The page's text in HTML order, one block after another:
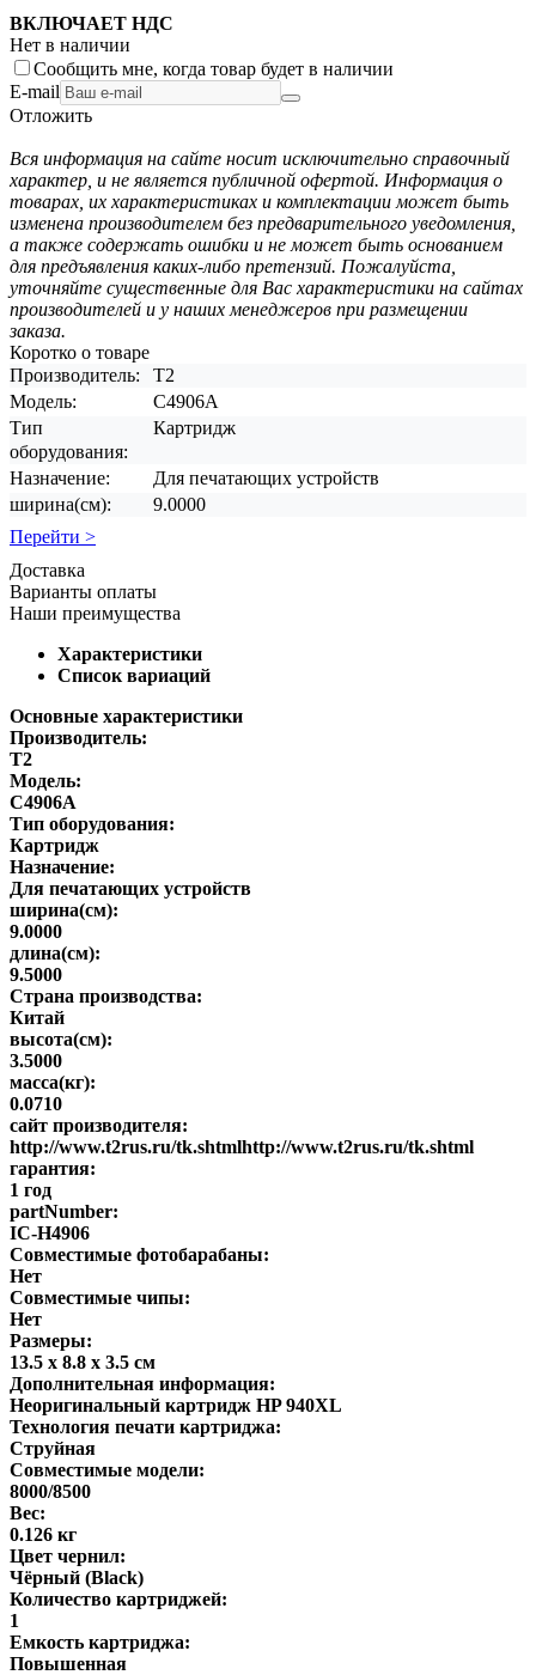
ВКЛЮЧАЕТ НДС
Нет в наличии
Сообщить мне, когда товар будет в наличии
E-mail
Отложить
Вся информация на сайте носит исключительно справочный
характер, и не является публичной офертой. Информация о
товарах, их характеристиках и комплектации может быть
изменена производителем без предварительного уведомления,
а также содержать ошибки и не может быть основанием
для предъявления каких-либо претензий. Пожалуйста,
уточняйте существенные для Вас характеристики на сайтах
производителей и у наших менеджеров при размещении
заказа.
Коротко о товаре
Производитель:
T2
Модель:
C4906A
Тип
оборудования:
Картридж
Назначение:
Для печатающих устройств
ширина(см):
9.0000
Перейти >
Доставка
Варианты оплаты
Наши преимущества
Характеристики
Список вариаций
Основные характеристики
Производитель:
T2
Модель:
C4906A
Тип оборудования:
Картридж
Назначение:
Для печатающих устройств
ширина(см):
9.0000
длина(см):
9.5000
Страна производства:
Китай
высота(см):
3.5000
масса(кг):
0.0710
сайт производителя:
http://www.t2rus.ru/tk.shtmlhttp://www.t2rus.ru/tk.shtml
гарантия:
1 год
partNumber:
IC-H4906
Совместимые фотобарабаны:
Нет
Совместимые чипы:
Нет
Размеры:
13.5 x 8.8 x 3.5 см
Дополнительная информация:
Неоригинальный картридж HP 940XL
Технология печати картриджа:
Струйная
Совместимые модели:
8000/8500
Вес:
0.126 кг
Цвет чернил:
Чёрный (Black)
Количество картриджей:
1
Емкость картриджа:
Повышенная